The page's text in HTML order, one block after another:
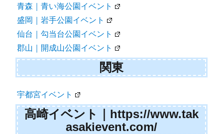
青森｜青い海公園イベント
盛岡｜岩手公園イベント
仙台｜勾当台公園イベント
郡山｜開成山公園イベント
関東
宇都宮イベント
高崎イベント｜https://www.tak
asakievent.com/